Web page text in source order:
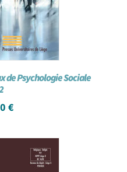
de Psychologie Sociale
€